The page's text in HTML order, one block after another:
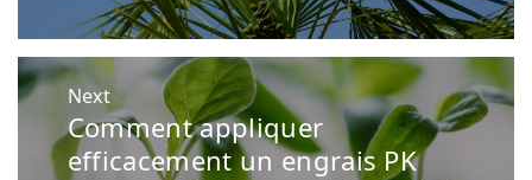
Next
Next
post:
Comment appliquer
efficacement un engrais PK